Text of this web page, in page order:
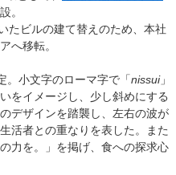
。
たビルの建て替えのため、本社
へ移転。
。小文字のローマ字で「nissui」
をイメージし、少し斜めにする
デザインを踏襲し、左右の波が
活者との重なりを表した。また
力を。」を掲げ、食への探求心